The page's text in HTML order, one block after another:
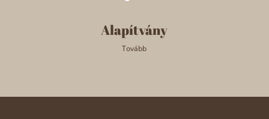
Alapítvány
Tovább